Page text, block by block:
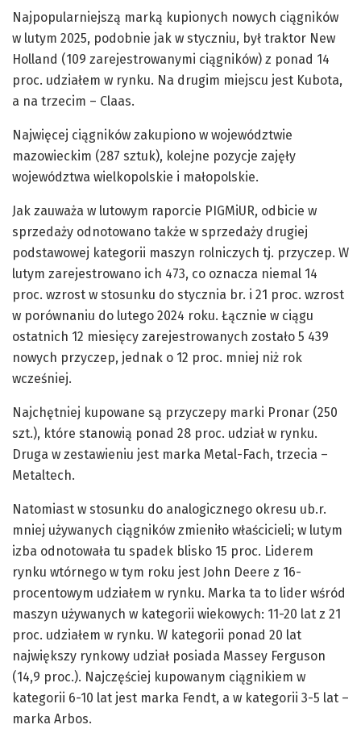
Najpopularniejszą marką kupionych nowych ciągników
w lutym 2025, podobnie jak w styczniu, był traktor New
Holland (109 zarejestrowanymi ciągników) z ponad 14
proc. udziałem w rynku. Na drugim miejscu jest Kubota,
a na trzecim – Claas.
Najwięcej ciągników zakupiono w województwie
mazowieckim (287 sztuk), kolejne pozycje zajęły
województwa wielkopolskie i małopolskie.
Jak zauważa w lutowym raporcie PIGMiUR, odbicie w
sprzedaży odnotowano także w sprzedaży drugiej
podstawowej kategorii maszyn rolniczych tj. przyczep. W
lutym zarejestrowano ich 473, co oznacza niemal 14
proc. wzrost w stosunku do stycznia br. i 21 proc. wzrost
w porównaniu do lutego 2024 roku. Łącznie w ciągu
ostatnich 12 miesięcy zarejestrowanych zostało 5 439
nowych przyczep, jednak o 12 proc. mniej niż rok
wcześniej.
Najchętniej kupowane są przyczepy marki Pronar (250
szt.), które stanowią ponad 28 proc. udział w rynku.
Druga w zestawieniu jest marka Metal-Fach, trzecia –
Metaltech.
Natomiast w stosunku do analogicznego okresu ub.r.
mniej używanych ciągników zmieniło właścicieli; w lutym
izba odnotowała tu spadek blisko 15 proc. Liderem
rynku wtórnego w tym roku jest John Deere z 16-
procentowym udziałem w rynku. Marka ta to lider wśród
maszyn używanych w kategorii wiekowych: 11-20 lat z 21
proc. udziałem w rynku. W kategorii ponad 20 lat
największy rynkowy udział posiada Massey Ferguson
(14,9 proc.). Najczęściej kupowanym ciągnikiem w
kategorii 6-10 lat jest marka Fendt, a w kategorii 3-5 lat –
marka Arbos.